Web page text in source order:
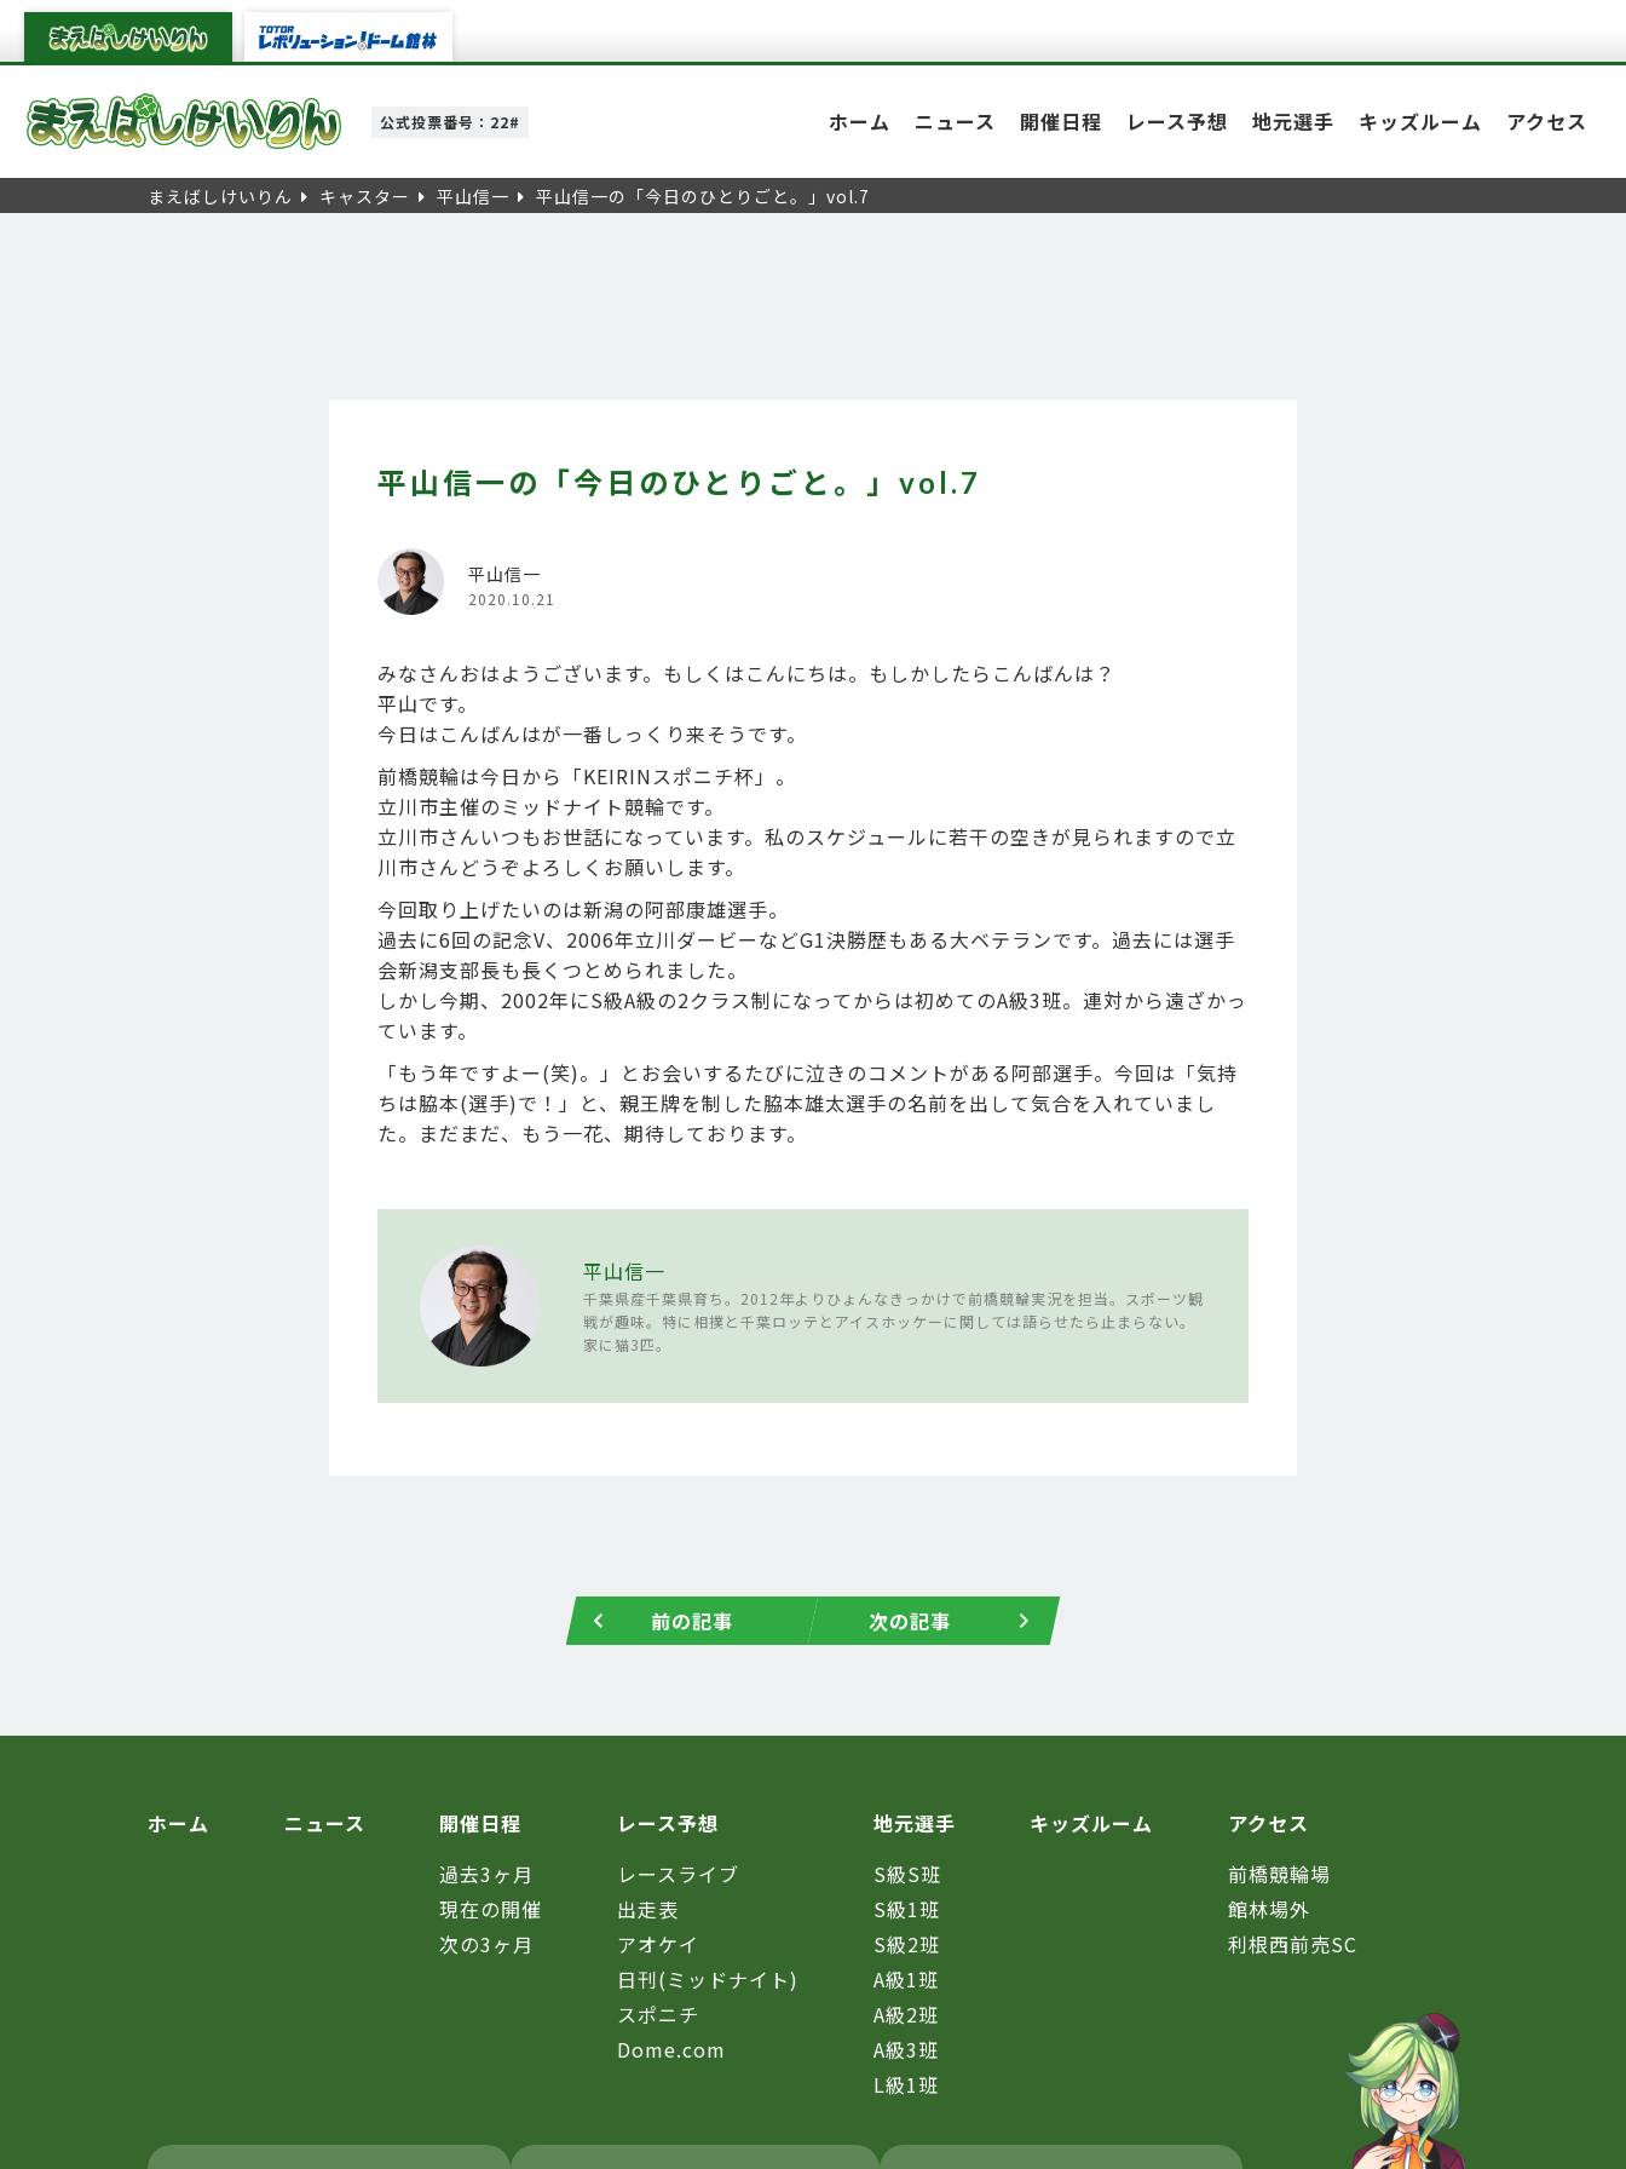
公式投票番号：22# ホーム ニュース 開催日程 レース予想 地元選手 キッズルーム アクセス
まえばしけいりん キャスター 平山信一 平山信一の「今日のひとりごと。」vol.7
平山信一の「今日のひとりごと。」vol.7
平山信一
2020.10.21
みなさんおはようございます。もしくはこんにちは。もしかしたらこんばんは？
平山です。
今日はこんばんはが一番しっくり来そうです。
前橋競輪は今日から「KEIRINスポニチ杯」。
立川市主催のミッドナイト競輪です。
立川市さんいつもお世話になっています。私のスケジュールに若干の空きが見られますので立
川市さんどうぞよろしくお願いします。
今回取り上げたいのは新潟の阿部康雄選手。
過去に6回の記念V、2006年立川ダービーなどG1決勝歴もある大ベテランです。過去には選手
会新潟支部長も長くつとめられました。
しかし今期、2002年にS級A級の2クラス制になってからは初めてのA級3班。連対から遠ざかっ
ています。
「もう年ですよー(笑)。」とお会いするたびに泣きのコメントがある阿部選手。今回は「気持
ちは脇本(選手)で！」と、親王牌を制した脇本雄太選手の名前を出して気合を入れていまし
た。まだまだ、もう一花、期待しております。
平山信一
千葉県産千葉県育ち。2012年よりひょんなきっかけで前橋競輪実況を担当。スポーツ観
戦が趣味。特に相撲と千葉ロッテとアイスホッケーに関しては語らせたら止まらない。
家に猫3匹。
前の記事 次の記事
ホーム ニュース
開催日程
過去3ヶ月
現在の開催
次の3ヶ月
レース予想
レースライブ
出走表
アオケイ
日刊(ミッドナイト)
スポニチ
Dome.com
地元選手
S級S班
S級1班
S級2班
A級1班
A級2班
A級3班
L級1班
キッズルーム
アクセス
前橋競輪場
館林場外
利根西前売SC